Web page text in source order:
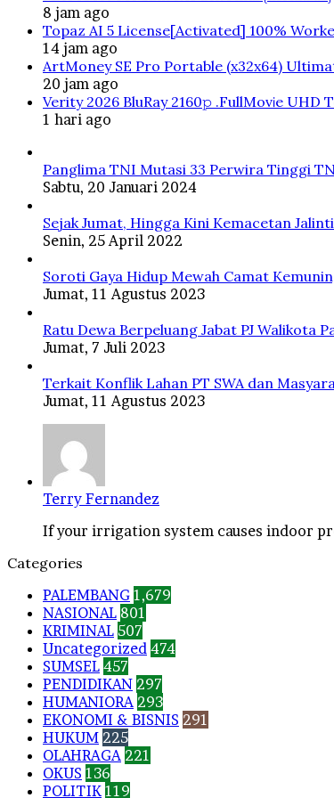
8 jam ago
Topaz AI 5 License[Activated] 100%
14 jam ago
ArtMoney SE Pro Portable (x32x64)
20 jam ago
Verity 2026 BluRay 2160𝚙 .FullMov𝗂e UHD
1 hari ago
Panglima TNI Mutasi 33 Perwira Tinggi
Sabtu, 20 Januari 2024
Sejak Jumat, Hingga Kini Kemacetan
Senin, 25 April 2022
Soroti Gaya Hidup Mewah Camat
Jumat, 11 Agustus 2023
Ratu Dewa Berpeluang Jabat PJ Walikota
Jumat, 7 Juli 2023
Terkait Konflik Lahan PT SWA dan
Jumat, 11 Agustus 2023
Terry Fernandez
If your irrigation system causes indoor
Categories
PALEMBANG 1,679
NASIONAL 801
KRIMINAL 507
Uncategorized 474
SUMSEL 457
PENDIDIKAN 297
HUMANIORA 293
EKONOMI & BISNIS 291
HUKUM 225
OLAHRAGA 221
OKUS 136
POLITIK 119